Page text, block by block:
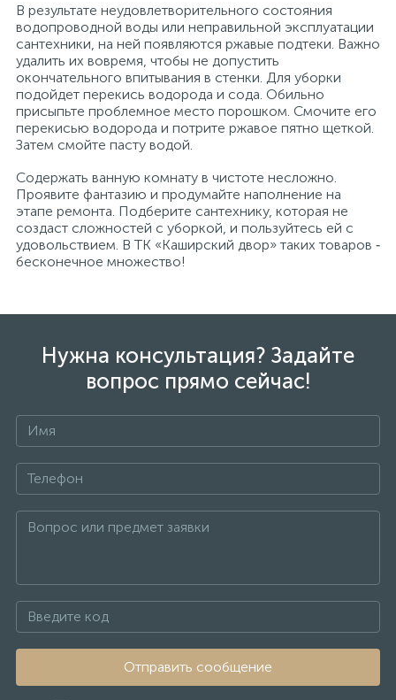
В результате неудовлетворительного состояния
водопроводной воды или неправильной эксплуатации
сантехники, на ней появляются ржавые подтеки. Важно
удалить их вовремя, чтобы не допустить
окончательного впитывания в стенки. Для уборки
подойдет перекись водорода и сода. Обильно
присыпьте проблемное место порошком. Смочите его
перекисью водорода и потрите ржавое пятно щеткой.
Затем смойте пасту водой.
Содержать ванную комнату в чистоте несложно.
Проявите фантазию и продумайте наполнение на
этапе ремонта. Подберите сантехнику, которая не
создаст сложностей с уборкой, и пользуйтесь ей с
удовольствием. В ТК «Каширский двор» таких товаров ‑
бесконечное множество!
Нужна консультация? Задайте
вопрос прямо сейчас!
Отправить сообщение